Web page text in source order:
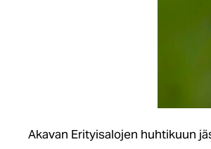
Akavan Erityisalojen huhtikuun